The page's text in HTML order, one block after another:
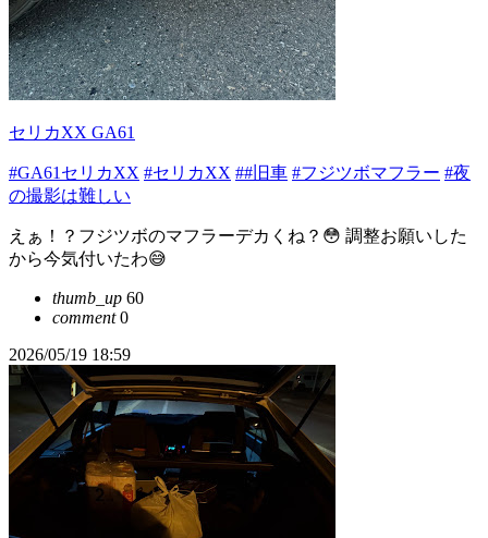
セリカXX GA61
#GA61セリカXX #セリカXX ##旧車 #フジツボマフラー #夜
の撮影は難しい
えぁ！？フジツボのマフラーデカくね？😳 調整お願いした
から今気付いたわ😅
thumb_up 60
comment0
2026/05/19 18:59